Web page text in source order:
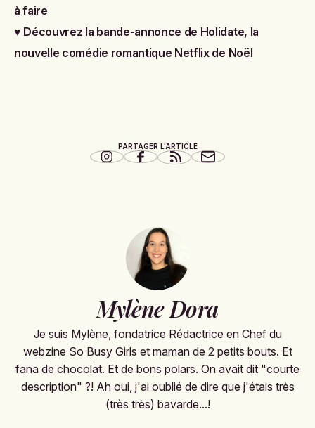
à faire
♥ Découvrez la bande-annonce de Holidate, la
nouvelle comédie romantique Netflix de Noël
PARTAGER L'ARTICLE
Mylène Dora
Je suis Mylène, fondatrice Rédactrice en Chef du
webzine So Busy Girls et maman de 2 petits bouts. Et
fana de chocolat. Et de bons polars. On avait dit "courte
description" ?! Ah oui, j'ai oublié de dire que j'étais très
(très très) bavarde...!